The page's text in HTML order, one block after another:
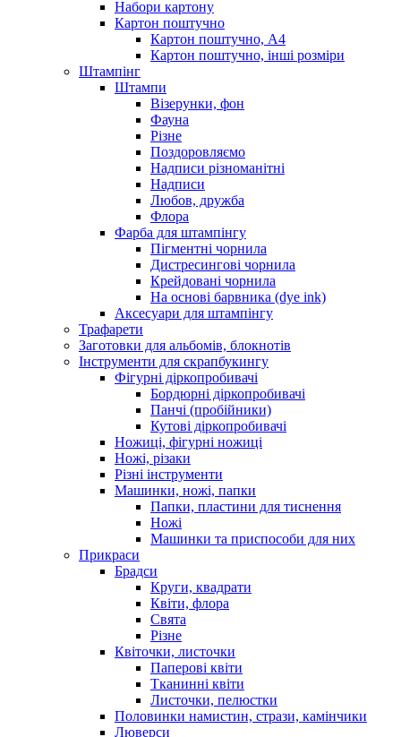
Набори картону
Картон поштучно
Картон поштучно, А4
Картон поштучно, інші розміри
Штампінг
Штампи
Візерунки, фон
Фауна
Різне
Поздоровляємо
Надписи різноманітні
Надписи
Любов, дружба
Флора
Фарба для штампінгу
Пігментні чорнила
Дистресингові чорнила
Крейдовані чорнила
На основі барвника (dye ink)
Аксесуари для штампінгу
Трафарети
Заготовки для альбомів, блокнотів
Інструменти для скрапбукингу
Фігурні діркопробивачі
Бордюрні діркопробивачі
Панчі (пробійники)
Кутові діркопробивачі
Ножиці, фігурні ножиці
Ножі, різаки
Різні інструменти
Машинки, ножі, папки
Папки, пластини для тиснення
Ножі
Машинки та приспособи для них
Прикраси
Брадси
Круги, квадрати
Квіти, флора
Свята
Різне
Квіточки, листочки
Паперові квіти
Тканинні квіти
Листочки, пелюстки
Половинки намистин, стрази, камінчики
Люверси